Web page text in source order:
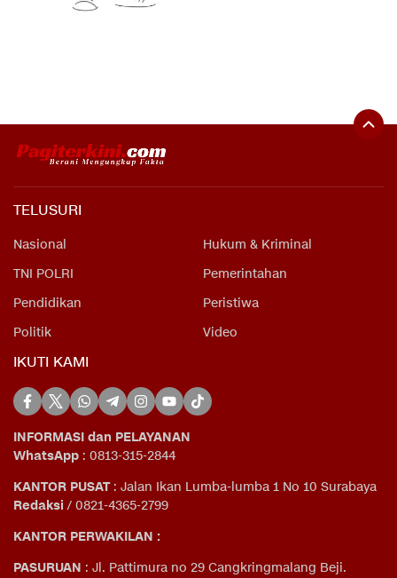
TELUSURI
Nasional
Hukum & Kriminal
TNI POLRI
Pemerintahan
Pendidikan
Peristiwa
Politik
Video
IKUTI KAMI
INFORMASI dan PELAYANAN
WhatsApp : 0813-315-2844
KANTOR PUSAT: Jalan Ikan Lumba-lumba 1 No 10 Surabaya
Redaksi / 0821-4365-2799
KANTOR PERWAKILAN :
PASURUAN : Jl. Pattimura no 29 Cangkringmalang Beji.